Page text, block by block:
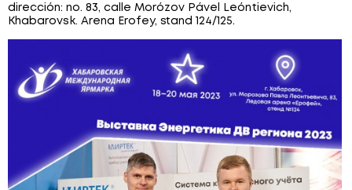
dirección: no. 83, calle Morózov Pável Leóntievich,
Khabarovsk. Arena Erofey, stand 124/125.